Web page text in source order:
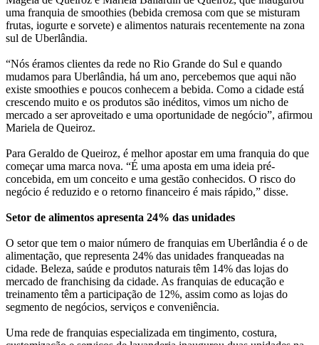
uma franquia de smoothies (bebida cremosa com que se misturam
frutas, iogurte e sorvete) e alimentos naturais recentemente na zona
sul de Uberlândia.
“Nós éramos clientes da rede no Rio Grande do Sul e quando
mudamos para Uberlândia, há um ano, percebemos que aqui não
existe smoothies e poucos conhecem a bebida. Como a cidade está
crescendo muito e os produtos são inéditos, vimos um nicho de
mercado a ser aproveitado e uma oportunidade de negócio”, afirmou
Mariela de Queiroz.
Para Geraldo de Queiroz, é melhor apostar em uma franquia do que
começar uma marca nova. “É uma aposta em uma ideia pré-
concebida, em um conceito e uma gestão conhecidos. O risco do
negócio é reduzido e o retorno financeiro é mais rápido,” disse.
Setor de alimentos apresenta 24% das unidades
O setor que tem o maior número de franquias em Uberlândia é o de
alimentação, que representa 24% das unidades franqueadas na
cidade. Beleza, saúde e produtos naturais têm 14% das lojas do
mercado de franchising da cidade. As franquias de educação e
treinamento têm a participação de 12%, assim como as lojas do
segmento de negócios, serviços e conveniência.
Uma rede de franquias especializada em tingimento, costura,